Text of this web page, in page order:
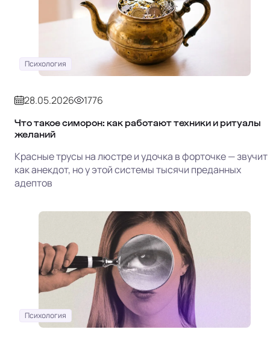
Психология
28.05.2026 1776
Что такое симорон: как работают техники и ритуалы
желаний
Красные трусы на люстре и удочка в форточке — звучит
как анекдот, но у этой системы тысячи преданных
адептов
Психология